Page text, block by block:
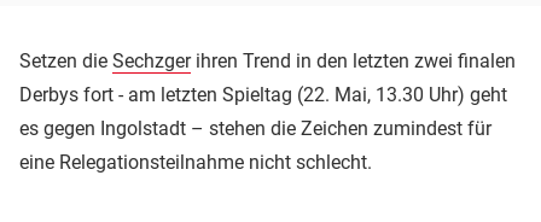
Setzen die Sechzgerihren Trend in den letzten zwei finalen
Derbys fort - am letzten Spieltag (22. Mai, 13.30 Uhr) geht
es gegen Ingolstadt – stehen die Zeichen zumindest für
eine Relegationsteilnahme nicht schlecht.